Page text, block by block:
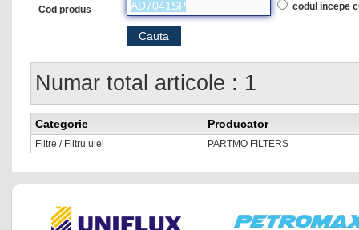
Cod produs codul incepe
Numar total articole : 1
Categorie Producator
Filtre / Filtru ulei PARTMO FILTERS